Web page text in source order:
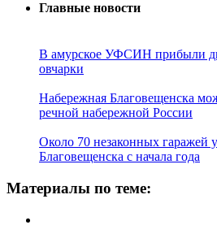
Главные новости
В амурское УФСИН прибыли
овчарки
Набережная Благовещенска
речной набережной России
Около 70 незаконных гаражей
Благовещенска с начала года
Материалы по теме: